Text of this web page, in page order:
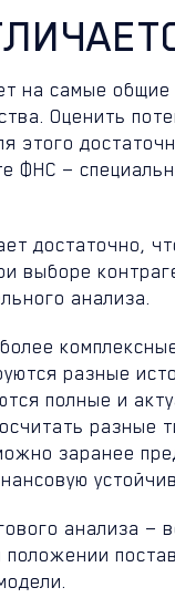
на самые
Оценить
этого
ФНС —
достаточно,
выборе
анализа.
разные
полные и
разные
заранее
анализа —